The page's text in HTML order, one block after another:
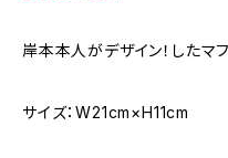
岸本本人がデザイン！したマ
サイズ：W21cm×H11cm